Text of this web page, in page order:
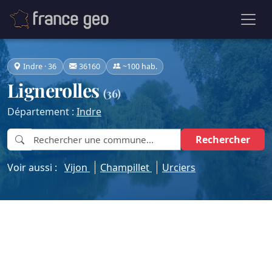
Indre · 36 36160 ~100 hab.
Lignerolles(36)
Département : Indre
Rechercher
Voir aussi : Vijon Champillet Urciers